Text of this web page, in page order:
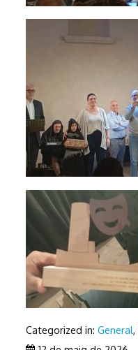
Categorized in: General,